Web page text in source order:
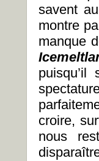
savent
montre
manque
puisqu’il
croire,
nous